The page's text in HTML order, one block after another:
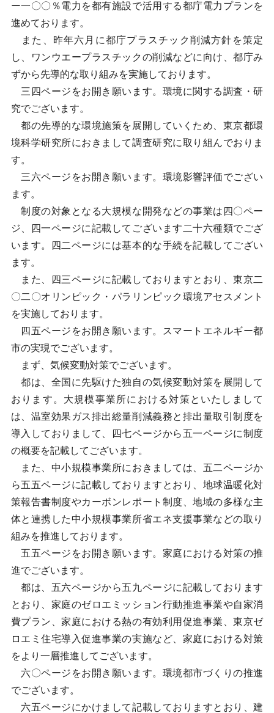
ー一〇〇％電力を都有施設で活用する都庁電力プランを
進めております。
また、昨年六月に都庁プラスチック削減方針を策定
し、ワンウエープラスチックの削減などに向け、都庁み
ずから先導的な取り組みを実施しております。
三四ページをお開き願います。環境に関する調査・研
究でございます。
都の先導的な環境施策を展開していくため、東京都環
境科学研究所におきまして調査研究に取り組んでおりま
す。
三六ページをお開き願います。環境影響評価でござい
ます。
制度の対象となる大規模な開発などの事業は四〇ペー
ジ、四一ページに記載してございます二十六種類でござ
います。四二ページには基本的な手続を記載してござい
ます。
また、四三ページに記載しておりますとおり、東京二
〇二〇オリンピック・パラリンピック環境アセスメント
を実施しております。
四五ページをお開き願います。スマートエネルギー都
市の実現でございます。
まず、気候変動対策でございます。
都は、全国に先駆けた独自の気候変動対策を展開して
おります。大規模事業所における対策といたしまして
は、温室効果ガス排出総量削減義務と排出量取引制度を
導入しておりまして、四七ページから五一ページに制度
の概要を記載してございます。
また、中小規模事業所におきましては、五二ページか
ら五五ページに記載しておりますとおり、地球温暖化対
策報告書制度やカーボンレポート制度、地域の多様な主
体と連携した中小規模事業所省エネ支援事業などの取り
組みを推進しております。
五五ページをお開き願います。家庭における対策の推
進でございます。
都は、五六ページから五九ページに記載しております
とおり、家庭のゼロエミッション行動推進事業や自家消
費プラン、家庭における熱の有効利用促進事業、東京ゼ
ロエミ住宅導入促進事業の実施など、家庭における対策
をより一層推進してございます。
六〇ページをお開き願います。環境都市づくりの推進
でございます。
六五ページにかけまして記載しておりますとおり、建